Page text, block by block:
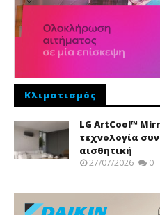
Κλιματισμός
LG ArtCool™
τεχνολογία
αισθητική
27/07/2026 0